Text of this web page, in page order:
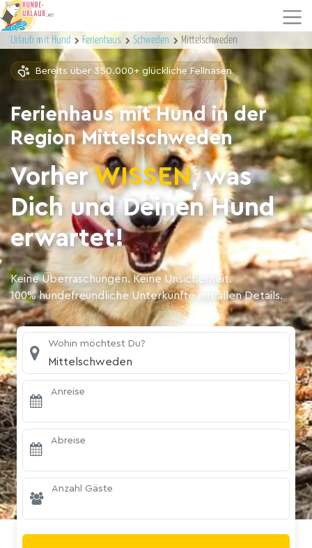
Urlaub mit Hund Ferienhaus Schweden Mittelschweden
Bereits über 350.000+ glückliche Fellnasen
Ferienhaus mit Hund in der
Region Mittelschweden
VorherWISSEN, was
Dich und Deinen Hund
erwartet!
Keine Überraschungen. Keine Unsicherheit.
100% hundefreundliche Unterkünfte mit allen Details.
Wohin möchtest Du?
Mittelschweden
Anreise
Abreise
Anzahl Gäste